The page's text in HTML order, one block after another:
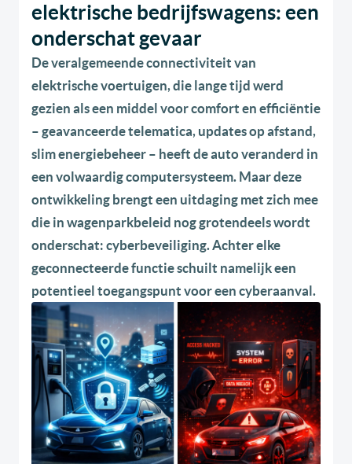
elektrische bedrijfswagens: een
onderschat gevaar
De veralgemeende connectiviteit van
elektrische voertuigen, die lange tijd werd
gezien als een middel voor comfort en efficiëntie
– geavanceerde telematica, updates op afstand,
slim energiebeheer – heeft de auto veranderd in
een volwaardig computersysteem. Maar deze
ontwikkeling brengt een uitdaging met zich mee
die in wagenparkbeleid nog grotendeels wordt
onderschat: cyberbeveiliging. Achter elke
geconnecteerde functie schuilt namelijk een
potentieel toegangspunt voor een cyberaanval.